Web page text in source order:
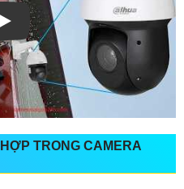
TRONG CAMERA